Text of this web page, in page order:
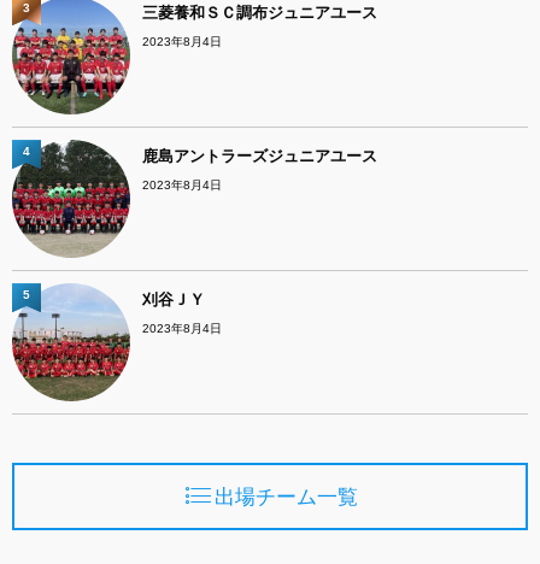
三菱養和ＳＣ調布ジュニアユース
2023年8月4日
3
鹿島アントラーズジュニアユース
2023年8月4日
4
刈谷ＪＹ
2023年8月4日
5
出場チーム一覧